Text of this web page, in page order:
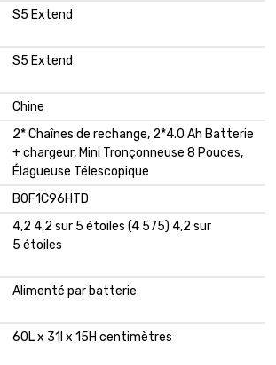
S5 Extend
S5 Extend
Chine
2* Chaînes de rechange, 2*4.0 Ah Batterie
+ chargeur, Mini Tronçonneuse 8 Pouces,
Élagueuse Télescopique
B0F1C96HTD
4,2 4,2 sur 5 étoiles (4 575) 4,2 sur
5 étoiles
Alimenté par batterie
60L x 31l x 15H centimètres